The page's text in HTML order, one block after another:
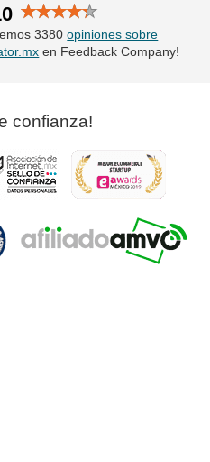
3380opiniones sobre
en Feedback Company!
confianza!